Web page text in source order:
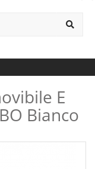
Bianco